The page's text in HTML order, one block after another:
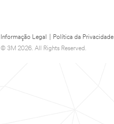
Informação Legal Política da Privacidade
© 3M 2026. All Rights Reserved.